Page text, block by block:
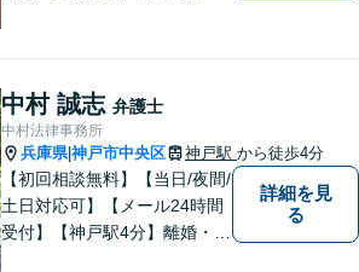
中村 誠志 弁護士
中村法律事務所
兵庫県|神戸市中央区 神戸駅 から徒歩4分
【初回相談無料】【当日/夜間/
土日対応可】【メール24時間
受付】【神戸駅4分】離婚・男
詳細を見
る